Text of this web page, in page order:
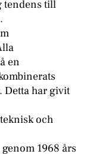
tendens till
en
Detta har givit
och
1968 års